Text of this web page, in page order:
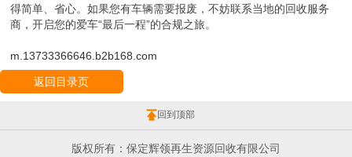
得简单、省心。如果您有车辆需要报废，不妨联系当地的回收服务
商，开启您的爱车“最后一程”的合规之旅。
m.13733366646.b2b168.com
返回目录页
回到顶部
版权所有：保定辉领再生资源回收有限公司